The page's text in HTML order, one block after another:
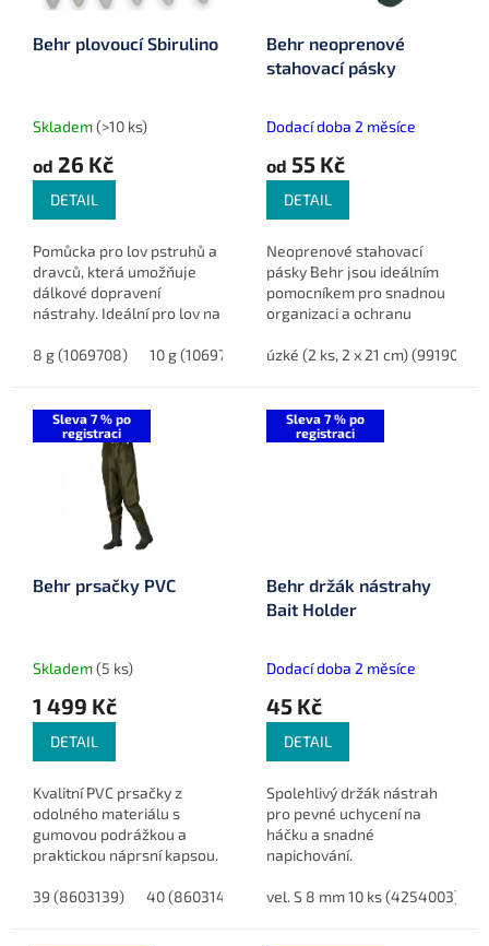
Behr plovoucí Sbirulino
Skladem(>10 ks)
od 26 Kč
DETAIL
Pomůcka pro lov pstruhů a
dravců, která umožňuje
dálkové dopravení
nástrahy. Ideální pro lov na
dispozici v různých
8 g (1069708) 10 g (1069710) 15 g (1069715) 20 g (1069720)
Behr neoprenové
stahovací pásky
Dodací doba 2 měsíce
od 55 Kč
DETAIL
Neoprenové stahovací
pásky Behr jsou ideálním
pomocníkem pro snadnou
organizaci a ochranu
Nabízeny v různých
úzké (2 ks, 2 x 21 cm) (9919022)
Sleva 7 % po
registraci
Behr prsačky PVC
Skladem(5 ks)
1 499 Kč
DETAIL
Kvalitní PVC prsačky z
odolného materiálu s
gumovou podrážkou a
praktickou náprsní kapsou.
39 (8603139) 40 (8603140) 41 (8603141) 42 (8603142)
Sleva 7 % po
registraci
Behr držák nástrahy
Bait Holder
Dodací doba 2 měsíce
45 Kč
DETAIL
Spolehlivý držák nástrah
pro pevné uchycení na
háčku a snadné
napichování.
vel. S 8 mm 10 ks (4254003)